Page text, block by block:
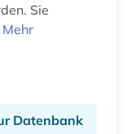
Sie
Mehr
Datenbank